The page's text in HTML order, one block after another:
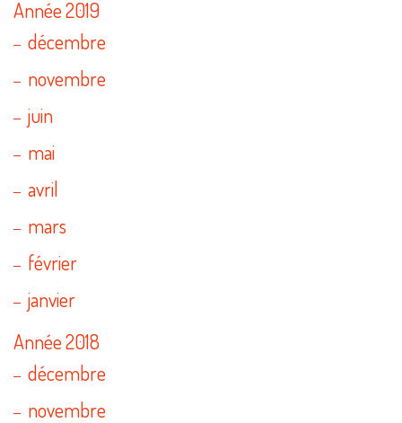
Année 2019
décembre
novembre
juin
mai
avril
mars
février
janvier
Année 2018
décembre
novembre